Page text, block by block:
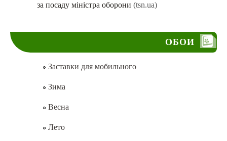
за посаду міністра оборони (tsn.ua)
ОБОИ
Заставки для мобильного
Зима
Весна
Лето